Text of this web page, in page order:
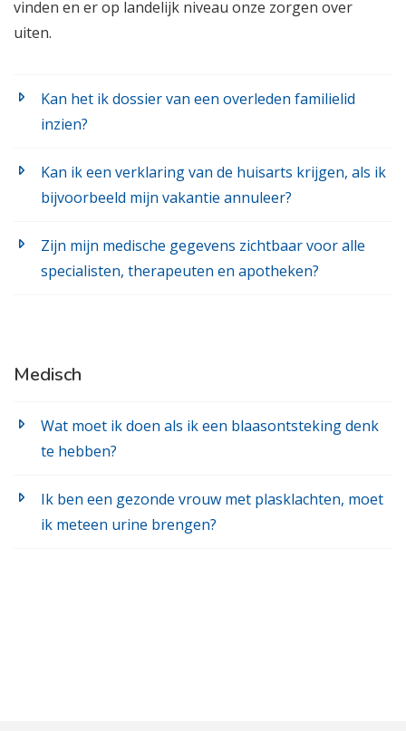
vinden en er op landelijk niveau onze zorgen over
uiten.
Kan het ik dossier van een overleden familielid
inzien?
Kan ik een verklaring van de huisarts krijgen, als ik
bijvoorbeeld mijn vakantie annuleer?
Zijn mijn medische gegevens zichtbaar voor alle
specialisten, therapeuten en apotheken?
Medisch
Wat moet ik doen als ik een blaasontsteking denk
te hebben?
Ik ben een gezonde vrouw met plasklachten, moet
ik meteen urine brengen?